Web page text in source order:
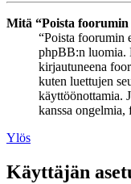
Mitä “Poista foorumin
“Poista foorumin
phpBB:n luomia.
kirjautuneena
kuten luettujen
käyttöönottamia.
kanssa ongelmia,
Ylös
Käyttäjän